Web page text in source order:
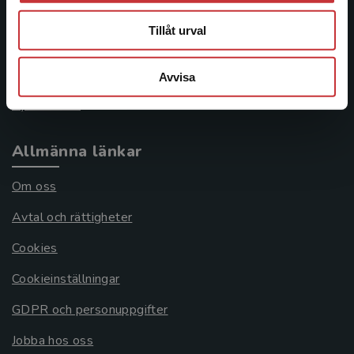
Tillåt urval
Avvisa
046-31 21 00
Frågor och svar
Systemkrav
Allmänna länkar
Om oss
Avtal och rättigheter
Cookies
Cookieinställningar
GDPR och personuppgifter
Jobba hos oss